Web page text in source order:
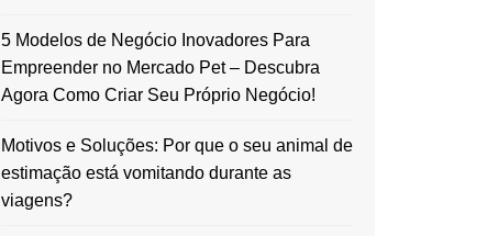
5 Modelos de Negócio Inovadores Para
Empreender no Mercado Pet – Descubra
Agora Como Criar Seu Próprio Negócio!
Motivos e Soluções: Por que o seu animal de
estimação está vomitando durante as
viagens?